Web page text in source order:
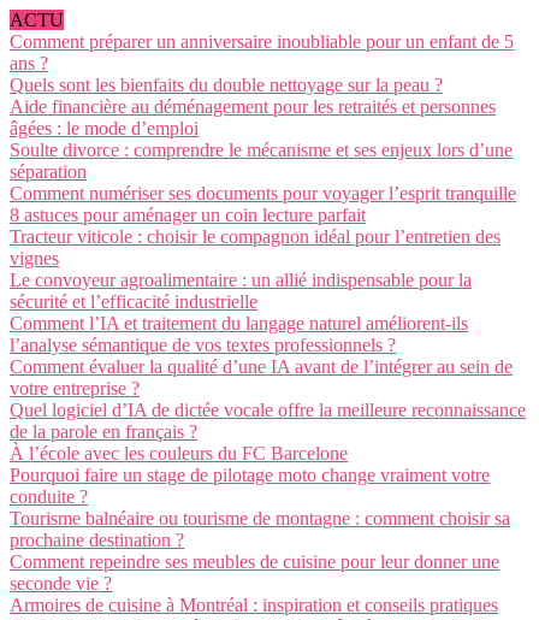
ACTU
Comment préparer un anniversaire inoubliable pour un enfant de 5
ans ?
Quels sont les bienfaits du double nettoyage sur la peau ?
Aide financière au déménagement pour les retraités et personnes
âgées : le mode d’emploi
Soulte divorce : comprendre le mécanisme et ses enjeux lors d’une
séparation
Comment numériser ses documents pour voyager l’esprit tranquille
8 astuces pour aménager un coin lecture parfait
Tracteur viticole : choisir le compagnon idéal pour l’entretien des
vignes
Le convoyeur agroalimentaire : un allié indispensable pour la
sécurité et l’efficacité industrielle
Comment l’IA et traitement du langage naturel améliorent-ils
l’analyse sémantique de vos textes professionnels ?
Comment évaluer la qualité d’une IA avant de l’intégrer au sein de
votre entreprise ?
Quel logiciel d’IA de dictée vocale offre la meilleure reconnaissance
de la parole en français ?
À l’école avec les couleurs du FC Barcelone
Pourquoi faire un stage de pilotage moto change vraiment votre
conduite ?
Tourisme balnéaire ou tourisme de montagne : comment choisir sa
prochaine destination ?
Comment repeindre ses meubles de cuisine pour leur donner une
seconde vie ?
Armoires de cuisine à Montréal : inspiration et conseils pratiques